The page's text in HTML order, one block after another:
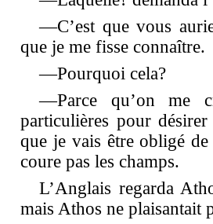
—C’est que vous
que je me fisse connaître.
—Pourquoi cela?
—Parce qu’on me
particulières pour
que je vais être obligé
coure pas les champs.
L’Anglais regarda
mais Athos ne plaisantait